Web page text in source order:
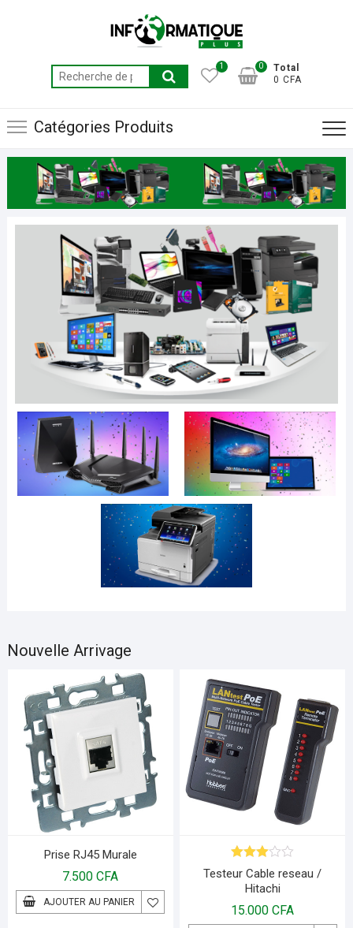
Recherche
pour :
0
Total
0 CFA
1
Catégories Produits
Nouvelle Arrivage
Prise RJ45 Murale
7.500CFA
AJOUTER AU PANIER
Note
3.00
sur 5
Testeur Cable reseau /
Hitachi
15.000 CFA